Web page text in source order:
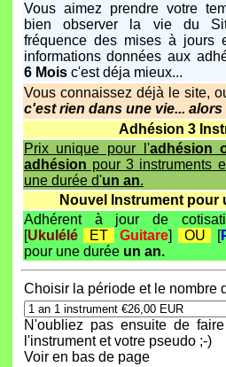
Vous aimez prendre votre
bien observer la vie du
fréquence des mises à jours
informations données aux
6 Moisc'est déja mieux...
Vous connaissez déjà le site,
c'est rien dans une vie... alors
Adhésion 3
Prix unique pour l'adhésion
adhésion pour 3 instruments
une durée d'un an.
Nouvel Instrument pour
Adhérent à jour de
[Ukulélé ET Guitare] OU [
pour une durée un an.
Choisir la période et le nombre
N'oubliez pas ensuite de
l'instrument et votre pseudo ;-)
Voir en bas de page